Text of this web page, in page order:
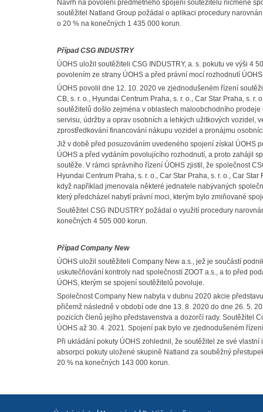
Návrh na povolení předmětného spojení soutěžitelů nicméně
soutěžitel Natland Group požádal o aplikaci procedury
o 20 % na konečných 1 435 000 korun.
Případ CSG INDUSTRY
ÚOHS uložil soutěžiteli CSG INDUSTRY, a. s. pokutu ve výši 4
povolením ze strany ÚOHS a před právní mocí rozhodnutí
ÚOHS povolil dne 12. 10. 2020 ve zjednodušeném řízení
CB, s. r. o., Hyundai Centrum Praha, s. r. o., Car Star Praha, s. r.
soutěžitelů došlo zejména v oblastech maloobchodního
servisu, údržby a oprav osobních a lehkých užitkových
zprostředkování financování nákupu vozidel a pronájmu
Již v době před posuzováním uvedeného spojení získal ÚOHS
ÚOHS a před vydáním povolujícího rozhodnutí, a proto zahájil
soutěže. V rámci správního řízení ÚOHS zjistil, že společnost
Hyundai Centrum Praha, s. r. o., Car Star Praha, s. r. o., Car
když například jmenovala některé jednatele nabývaných
který předcházel nabytí právní moci, kterým bylo zmiňované
Soutěžitel CSG INDUSTRY požádal o využití procedury
konečných 4 505 000 korun.
Případ Company New
ÚOHS uložil soutěžiteli Company New a.s., jež je součástí
uskutečňování kontroly nad společností ZOOT a.s., a to před
ÚOHS, kterým se spojení soutěžitelů povoluje.
Společnost Company New nabyla v dubnu 2020 akcie
přičemž následně v období ode dne 13. 8. 2020 do dne 26. 5.
pozicích členů jejího představenstva a dozorčí rady. Soutěžitel
ÚOHS až 30. 4. 2021. Spojení pak bylo ve zjednodušeném
Při ukládání pokuty ÚOHS zohlednil, že soutěžitel ze své
absorpci pokuty uložené skupině Natland za souběžný
20 % na konečných 143 000 korun.